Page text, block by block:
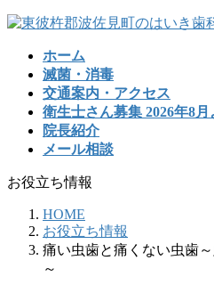
コ
プ
ナ
動
ホーム
滅菌・消毒
交通案内・アクセス
衛生士さん募集 2026年8月
院長紹介
メール相談
お役立ち情報
HOME
お役立ち情報
痛い虫歯と痛くない虫歯
～